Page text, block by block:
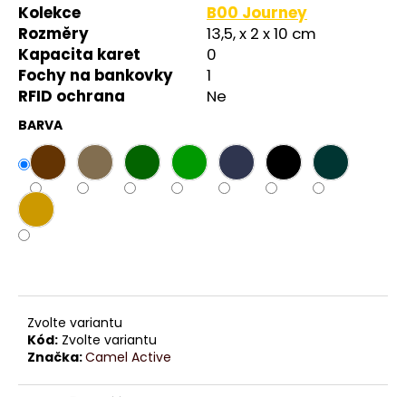
Kolekce
B00 Journey
Rozměry
13,5, x 2 x 10 cm
Kapacita karet
0
Fochy na bankovky
1
RFID ochrana
Ne
BARVA
Zvolte variantu
Kód: Zvolte variantu
Značka:Camel Active
r
u
č
u
j
e
m
e